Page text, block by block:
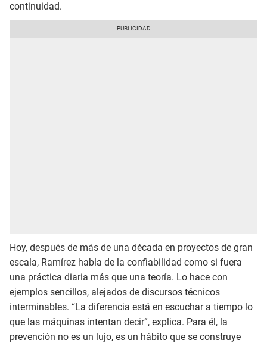
continuidad.
Hoy, después de más de una década en proyectos de gran
escala, Ramírez habla de la confiabilidad como si fuera
una práctica diaria más que una teoría. Lo hace con
ejemplos sencillos, alejados de discursos técnicos
interminables. “La diferencia está en escuchar a tiempo lo
que las máquinas intentan decir”, explica. Para él, la
prevención no es un lujo, es un hábito que se construye